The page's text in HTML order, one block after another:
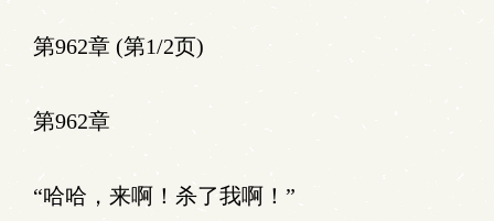
第962章 (第1/2页)
第962章
“哈哈，来啊！杀了我啊！”